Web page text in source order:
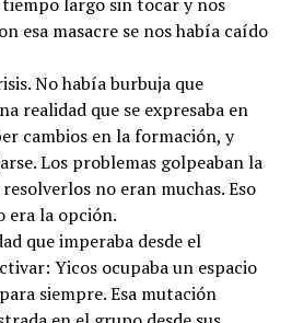
esa masacre se nos había caído
No había burbuja que
realidad que se expresaba en
cambios en la formación, y
Los problemas golpeaban la
no eran muchas. Eso
era la opción.
que imperaba desde el
Yicos ocupaba un espacio
siempre. Esa mutación